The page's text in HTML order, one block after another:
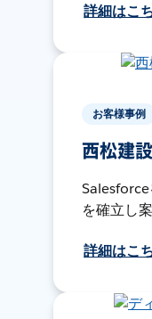
詳細はこ
お客様事例
西松建
を確立し
詳細はこ